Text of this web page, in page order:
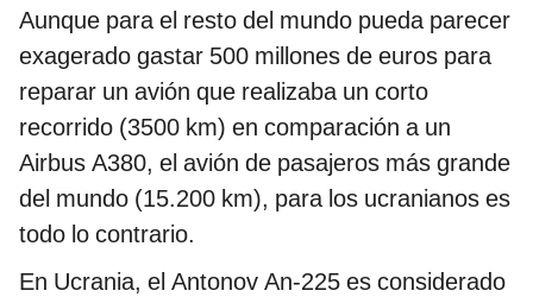
Aunque para el resto del mundo pueda parecer
exagerado gastar 500 millones de euros para
reparar un avión que realizaba un corto
recorrido (3500 km) en comparación a un
Airbus A380, el avión de pasajeros más grande
del mundo (15.200 km), para los ucranianos es
todo lo contrario.
En Ucrania, el Antonov An-225 es considerado